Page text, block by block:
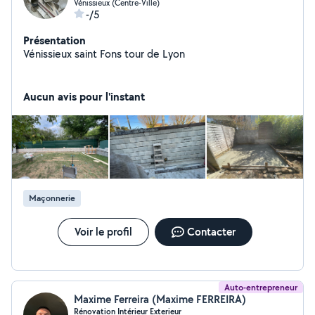
Vénissieux (Centre-Ville)
-/5
Présentation
Vénissieux saint Fons tour de Lyon
Aucun avis pour l'instant
Maçonnerie
Voir le profil Contacter
Auto-entrepreneur
Maxime Ferreira (Maxime FERREIRA)
Rénovation Intérieur Exterieur